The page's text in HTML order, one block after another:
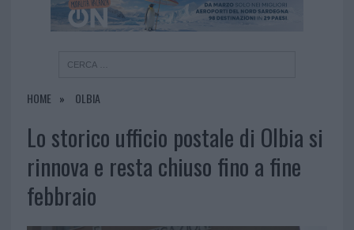
HOME OLBIA
Lo storico ufficio postale di Olbia si
rinnova e resta chiuso fino a fine
febbraio